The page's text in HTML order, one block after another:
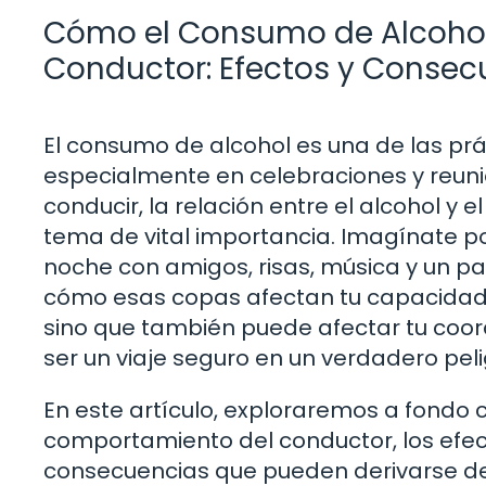
Cómo el Consumo de
Conductor: Efectos y
El consumo de alcohol es una de las
especialmente en celebraciones y
conducir, la relación entre el alcohol y
tema de vital importancia. Imagínate
noche con amigos, risas, música y un
cómo esas copas afectan tu
sino que también puede afectar tu
ser un viaje seguro en un verdadero
En este artículo, exploraremos a
comportamiento del conductor, los
consecuencias que pueden derivarse